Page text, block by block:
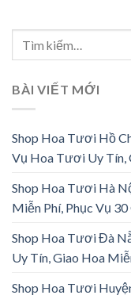
BÀI VIẾT MỚI
Shop Hoa Tươi Hồ
Vụ Hoa Tươi Uy Tín,
Shop Hoa Tươi Hà
Miễn Phí, Phục Vụ
Shop Hoa Tươi Đà
Uy Tín, Giao Hoa
Shop Hoa Tươi